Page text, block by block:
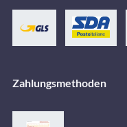
Zahlungsmethoden